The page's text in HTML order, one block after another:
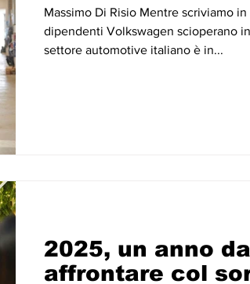
Massimo Di Risio Mentre scriviamo in
dipendenti Volkswagen scioperano
settore automotive italiano è in...
2025, un anno da
affrontare col